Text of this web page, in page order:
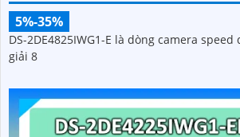
5%-35%
DS-2DE4825IWG1-E là dòng camera
giải 8